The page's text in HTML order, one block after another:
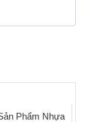
Phẩm Nhựa